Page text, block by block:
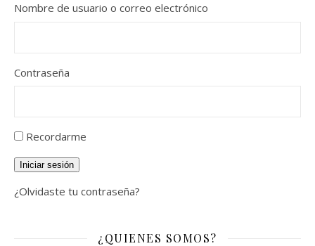
Nombre de usuario o correo electrónico
Contraseña
Recordarme
Iniciar sesión
¿Olvidaste tu contraseña?
¿QUIENES SOMOS?